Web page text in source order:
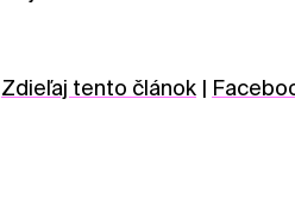
Zdieľaj tento článok |